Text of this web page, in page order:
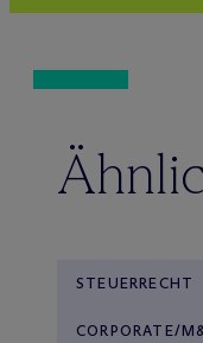
STEUERRECHT
CORPORATE/